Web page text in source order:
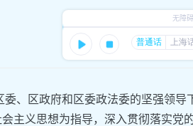
委、区政府和区委政法委的坚强领
主义思想为指导，深入贯彻落实党